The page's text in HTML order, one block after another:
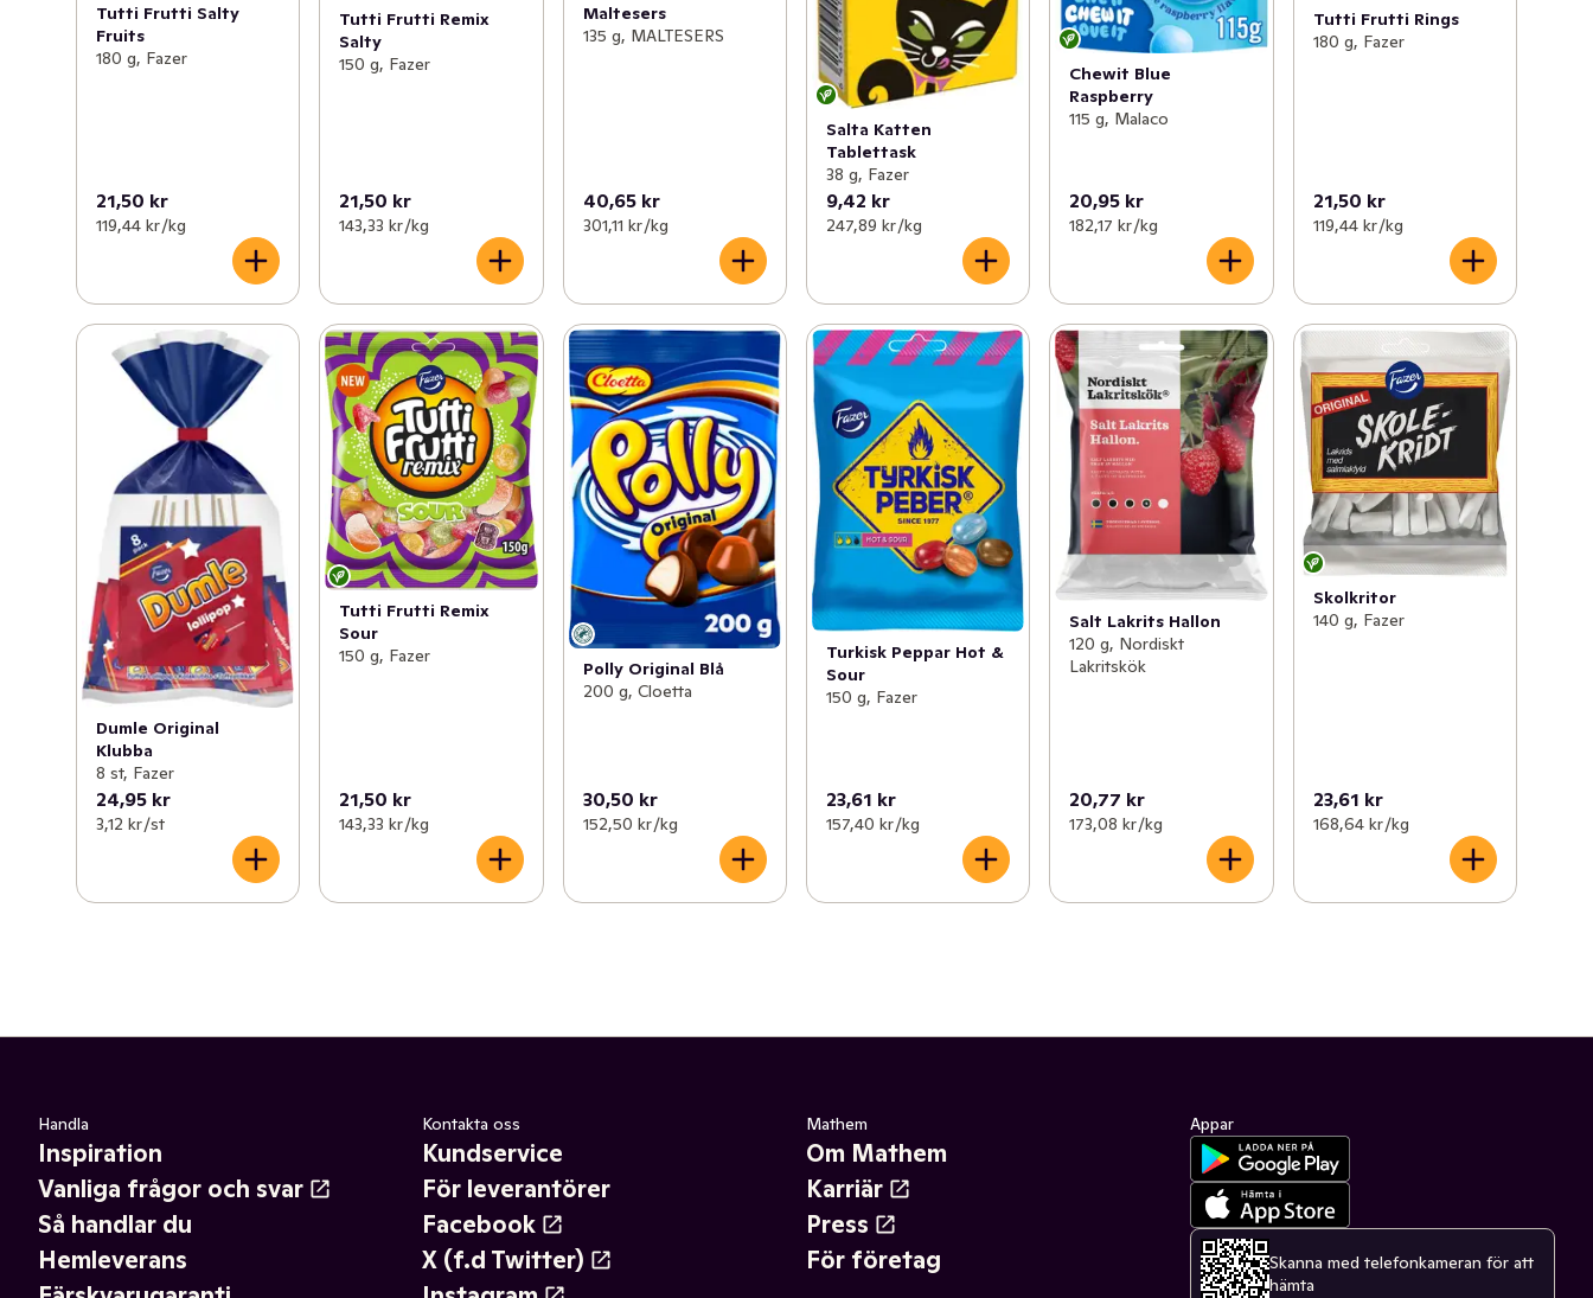
Tutti Frutti Salty
Fruits
180 g, Fazer
21,50 kr
119,44 kr /kg
Tutti Frutti Remix
Salty
150 g, Fazer
21,50 kr
143,33 kr /kg
Maltesers
135 g, MALTESERS
40,65 kr
301,11 kr /kg
Salta Katten
Tablettask
38 g, Fazer
9,42 kr
247,89 kr /kg
Chewit Blue
Raspberry
115 g, Malaco
20,95 kr
182,17 kr /kg
Tutti Frutti Rings
180 g, Fazer
21,50 kr
119,44 kr /kg
Dumle Original
Klubba
8 st, Fazer
24,95 kr
3,12 kr /st
Tutti Frutti Remix
Sour
150 g, Fazer
21,50 kr
143,33 kr /kg
Polly Original Blå
200 g, Cloetta
30,50 kr
152,50 kr /kg
Turkisk Peppar Hot &
Sour
150 g, Fazer
23,61 kr
157,40 kr /kg
Salt Lakrits Hallon
120 g, Nordiskt
Lakritskök
20,77 kr
173,08 kr /kg
Skolkritor
140 g, Fazer
23,61 kr
168,64 kr /kg
Handla
Inspiration
Vanliga frågor och svar
Så handlar du
Hemleverans
Kontakta oss
Kundservice
För leverantörer
Facebook
X (f.d Twitter)
Mathem
Om Mathem
Karriär
Press
För företag
Appar
Skanna med telefonkameran för att
hämta